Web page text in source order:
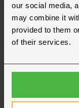
our social media,
may combine it
provided to them
of their services.